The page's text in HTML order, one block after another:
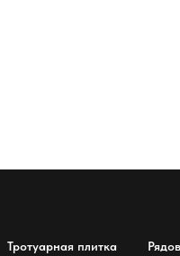
Тротуарная плитка